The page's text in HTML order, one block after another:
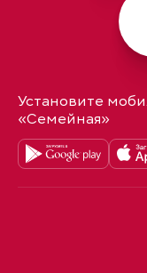
Установите
«Семейная»